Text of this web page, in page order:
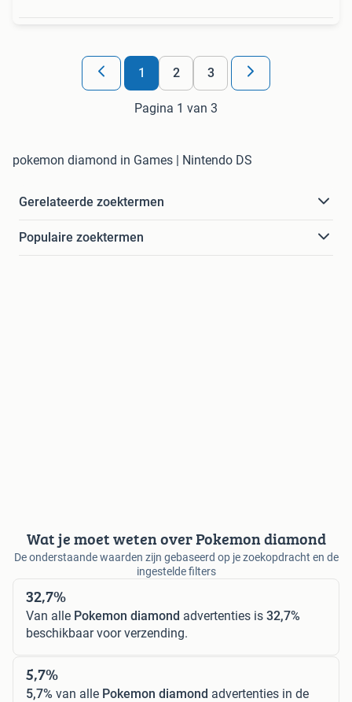
1 2 3
Pagina 1 van 3
pokemon diamond in Games | Nintendo DS
Gerelateerde zoektermen
Populaire zoektermen
Wat je moet weten over Pokemon diamond
De onderstaande waarden zijn gebaseerd op je zoekopdracht en de
ingestelde filters
32,7%
Van alle Pokemon diamond advertenties is 32,7%
beschikbaar voor verzending.
5,7%
5,7% van alle Pokemon diamond advertenties in de